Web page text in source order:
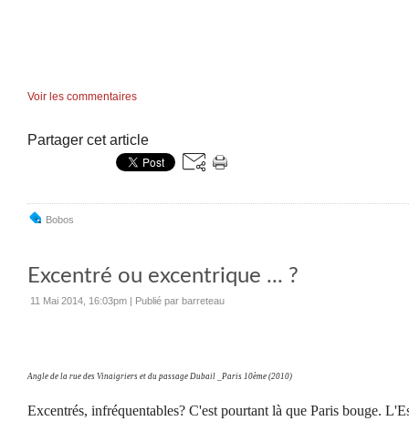
Voir les commentaires
Partager cet article
Bobos
Excentré ou excentrique ... ?
11 Mai 2014, 16:03pm | Publié par barreteau
Angle de la rue des Vinaigriers et du passage Dubail _Paris 10ème (2010)
Excentrés, infréquentables? C'est pourtant là que Paris bouge.